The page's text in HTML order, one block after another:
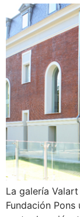
La galería
Fundación